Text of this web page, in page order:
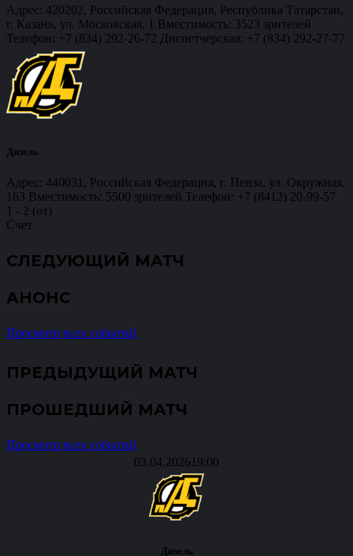
Адрес: 420202, Российская Федерация, Республика Татарстан,
г. Казань, ул. Московская, 1 Вместимость: 3523 зрителей
Телефон: +7 (834) 292-26-72 Диспетчерская: +7 (834) 292-27-77
Дизель
Адрес: 440031, Российская Федерация, г. Пенза, ул. Окружная,
163 Вместимость: 5500 зрителей Телефон: +7 (8412) 20-99-57
1 - 2 (от)
Счет
СЛЕДУЮЩИЙ МАТЧ
АНОНС
Просмотр всех событий
ПРЕДЫДУЩИЙ МАТЧ
ПРОШЕДШИЙ МАТЧ
Просмотр всех событий
03.04.2026 19:00
Дизель